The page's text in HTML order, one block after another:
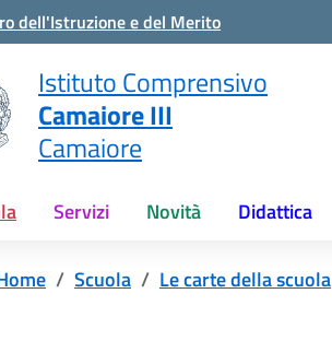
dell'Istruzione e del Merito
Istituto Comprensivo
Camaiore III
Camaiore
Servizi Novità Didattica
Scuola Le carte della scuola